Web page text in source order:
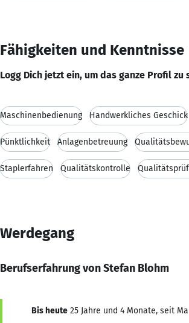
Fähigkeiten und Kenntnisse
Logg Dich jetzt ein, um das ganze Profil zu
Maschinenbedienung Handwerkliches Geschick
Pünktlichkeit Anlagenbetreuung
Staplerfahren Qualitätskontrolle
Werdegang
Berufserfahrung von Stefan Blohm
Bis heute 25 Jahre und 4 Monate, seit